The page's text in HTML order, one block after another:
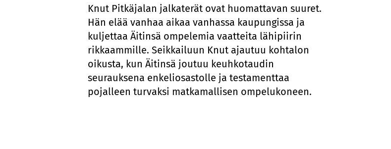
Knut Pitkäjalan jalkaterät ovat huomattavan suuret.
Hän elää vanhaa aikaa vanhassa kaupungissa ja
kuljettaa Äitinsä ompelemia vaatteita lähipiirin
rikkaammille. Seikkailuun Knut ajautuu kohtalon
oikusta, kun Äitinsä joutuu keuhkotaudin
seurauksena enkeliosastolle ja testamenttaa
pojalleen turvaksi matkamallisen ompelukoneen.